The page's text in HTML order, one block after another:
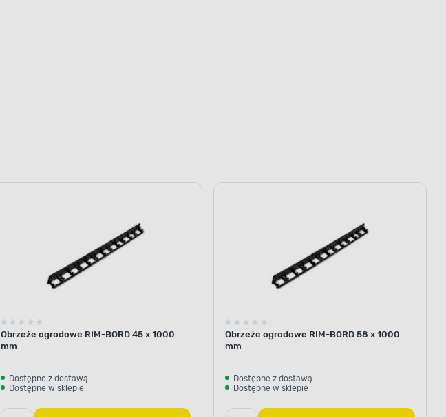
Obrzeże ogrodowe RIM-BORD 45 x 1000
mm
Dostępne z dostawą
Dostępne w sklepie
Obrzeże ogrodowe RIM-BORD 58 x 1000
mm
Dostępne z dostawą
Dostępne w sklepie